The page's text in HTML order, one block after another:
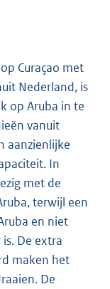
Curaçao met
Nederland, is
op Aruba in te
vanuit
aanzienlijke
In
met de
terwijl een
en niet
De extra
maken het
De